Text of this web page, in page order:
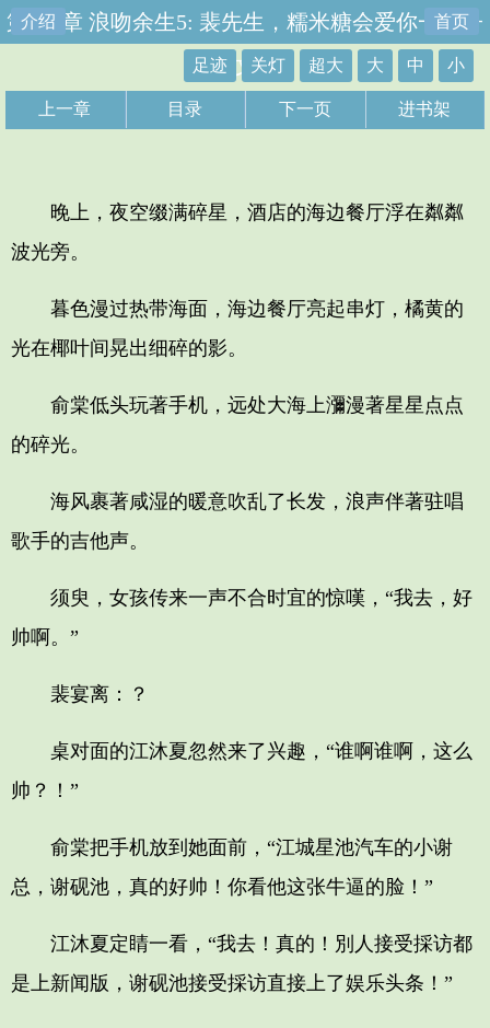
介绍
第144章 浪吻余生5: 裴先生，糯米糖会爱你一辈子
（全文完）
首页
足迹 关灯 超大 大 中 小
上一章 目录 下一页 进书架
晚上，夜空缀满碎星，酒店的海边餐厅浮在粼粼
波光旁。
暮色漫过热带海面，海边餐厅亮起串灯，橘黄的
光在椰叶间晃出细碎的影。
俞棠低头玩著手机，远处大海上瀰漫著星星点点
的碎光。
海风裹著咸湿的暖意吹乱了长发，浪声伴著驻唱
歌手的吉他声。
须臾，女孩传来一声不合时宜的惊嘆，“我去，好
帅啊。”
裴宴离：？
桌对面的江沐夏忽然来了兴趣，“谁啊谁啊，这么
帅？！”
俞棠把手机放到她面前，“江城星池汽车的小谢
总，谢砚池，真的好帅！你看他这张牛逼的脸！”
江沐夏定睛一看，“我去！真的！別人接受採访都
是上新闻版，谢砚池接受採访直接上了娱乐头条！”